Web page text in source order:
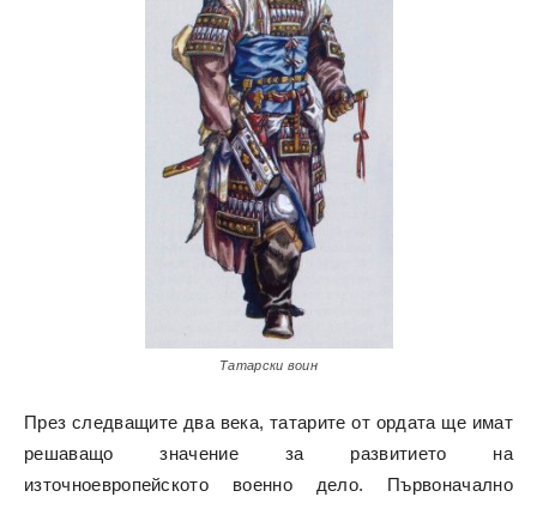
Татарски воин
През следващите два века, татарите от ордата ще имат
решаващо значение за развитието на
източноевропейското военно дело. Първоначално